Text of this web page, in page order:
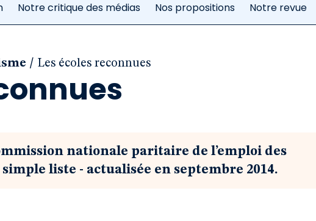
Notre critique des médias Nos propositions Notre revue
/ Les écoles reconnues
nationale paritaire de l’emploi des
liste - actualisée en septembre 2014.